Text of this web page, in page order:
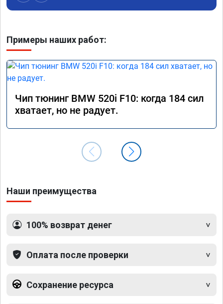
Примеры наших работ:
Чип тюнинг BMW 520i F10: когда 184 сил
хватает, но не радует.
Наши преимущества
100% возврат денег
Оплата после проверки
Сохранение ресурса